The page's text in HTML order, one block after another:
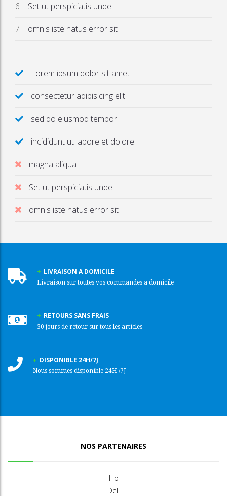
Set ut perspiciatis unde
omnis iste natus error sit
Lorem ipsum dolor sit amet
consectetur adipisicing elit
sed do eiusmod tempor
incididunt ut labore et dolore
magna aliqua
Set ut perspiciatis unde
omnis iste natus error sit
LIVRAISON A DOMICILE
Livraison sur toutes vos commandes a domicile
RETOURS SANS FRAIS
30 jours de retour sur tous les articles
DISPONIBLE 24H/7J
Nous sommes disponible 24H /7J
NOS PARTENAIRES
Hp
Dell